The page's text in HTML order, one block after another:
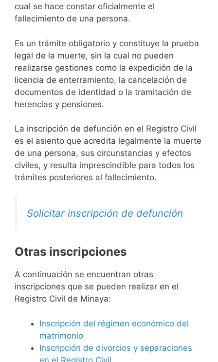
cual se hace constar oficialmente el
fallecimiento de una persona.
Es un trámite obligatorio y constituye la prueba
legal de la muerte, sin la cual no pueden
realizarse gestiones como la expedición de la
licencia de enterramiento, la cancelación de
documentos de identidad o la tramitación de
herencias y pensiones.
La inscripción de defunción en el Registro Civil
es el asiento que acredita legalmente la muerte
de una persona, sus circunstancias y efectos
civiles, y resulta imprescindible para todos los
trámites posteriores al fallecimiento.
Solicitar inscripción de defunción
Otras inscripciones
A continuación se encuentran otras
inscripciones que se pueden realizar en el
Registro Civil de Minaya:
Inscripción del régimen económico del
matrimonio
Inscripción de divorcios y separaciones
en el Registro Civil